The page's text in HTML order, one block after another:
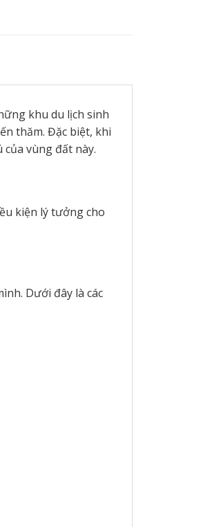
khu du lịch sinh
thăm. Đặc biệt, khi
vùng đất này.
kiện lý tưởng cho
Dưới đây là các